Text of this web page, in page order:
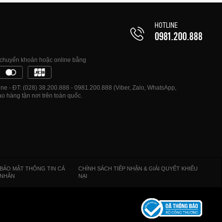
HOTLINE
0981.200.888
khoản hoặc online bằng
- ĐT: (028) 38.200.888 - 0981.200.888 (Viber, Zalo, WhatsApp,
hàng tận nơi trên toàn quốc.
MẬT THÔNG TIN CÁ
CHÍNH SÁCH TIẾP NHẬN & GIẢI QUYẾT KHIẾU
NẠI